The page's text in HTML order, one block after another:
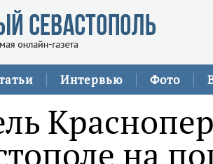
Интервью Фото
на